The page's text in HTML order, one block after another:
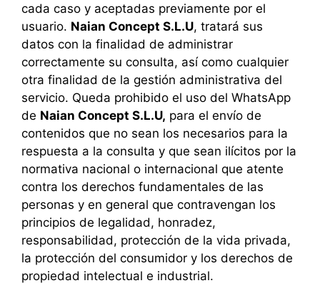
cada caso y aceptadas previamente por el
usuario. Naian Concept S.L.U, tratará sus
datos con la finalidad de administrar
correctamente su consulta, así como cualquier
otra finalidad de la gestión administrativa del
servicio. Queda prohibido el uso del WhatsApp
de Naian Concept S.L.U, para el envío de
contenidos que no sean los necesarios para la
respuesta a la consulta y que sean ilícitos por la
normativa nacional o internacional que atente
contra los derechos fundamentales de las
personas y en general que contravengan los
principios de legalidad, honradez,
responsabilidad, protección de la vida privada,
la protección del consumidor y los derechos de
propiedad intelectual e industrial.